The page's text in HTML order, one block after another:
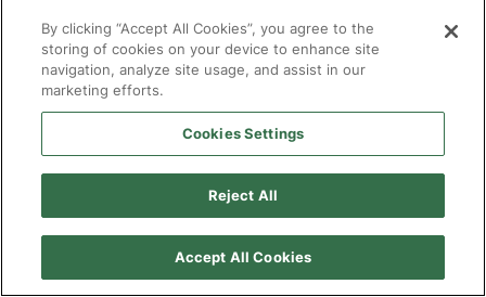
Databeskyttelse
Bæredygtighed
Redegørelse fra Finanstilsynet
Resurs Bank, filial af Resurs Bank Aktiebolag, Sverige
SE- 250 24 Helsingborg
1.1.100
By clicking “Accept All Cookies”, you agree to the
storing of cookies on your device to enhance site
navigation, analyze site usage, and assist in our
marketing efforts.
Cookies Settings
Reject All
Accept All Cookies